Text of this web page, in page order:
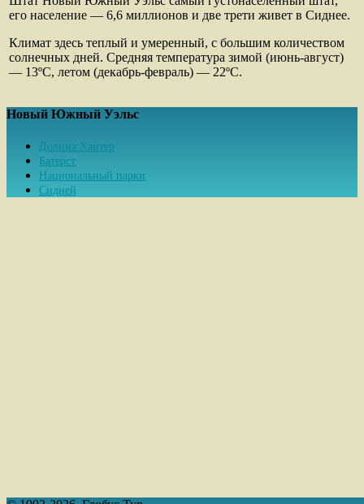
его население — 6,6 миллионов и две трети живет в Сиднее.
Климат здесь теплый и умеренный, с большим количеством
солнечных дней. Средняя температура зимой (июнь-август)
— 13ºС, летом (декабрь-февраль) — 22ºС.
Новый Южный Уэльс
Долина Хантер
Батерст
Национальный парки
Сидней